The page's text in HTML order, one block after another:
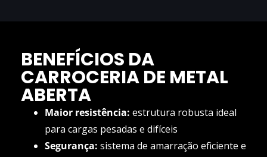
BENEFÍCIOS DA
CARROCERIA DE METAL
ABERTA
Maior resistência: estrutura robusta ideal
para cargas pesadas e difíceis
Segurança: sistema de amarração eficiente e